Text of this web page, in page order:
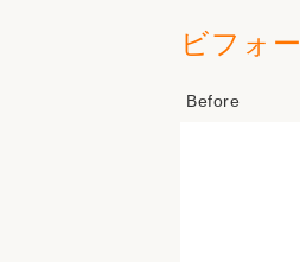
ビフォ